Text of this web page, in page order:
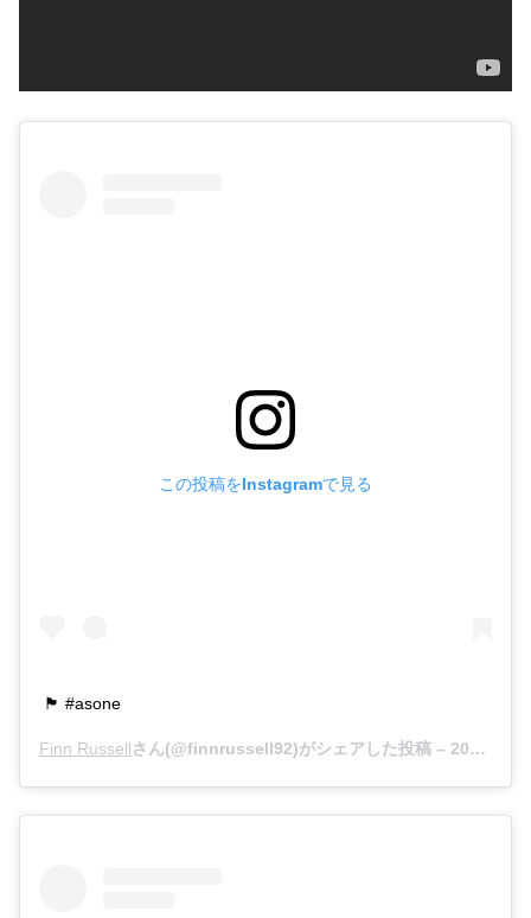
この投稿をInstagramで見る
🏴󠁧󠁢󠁳󠁣󠁴󠁿 #asone
Finn Russellさん(@finnrussell92)がシェアした投稿 – 2018年11月月11日午後1時02分PST